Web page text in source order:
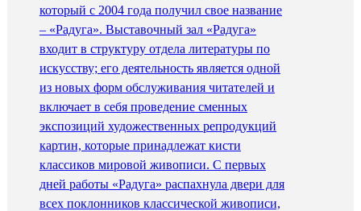
который с 2004 года получил свое название
– «Радуга». Выставочный зал «Радуга»
входит в структуру отдела литературы по
искусству; его деятельность является одной
из новых форм обслуживания читателей и
включает в себя проведение сменных
экспозиций художественных репродукций
картин, которые принадлежат кисти
классиков мировой живописи. С первых
дней работы «Радуга» распахнула двери для
всех поклонников классической живописи,